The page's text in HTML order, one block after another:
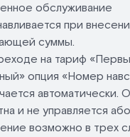
обслуживание
при
суммы.
на тариф
опция «Номер
автоматически.
и не управляется
возможно в трех